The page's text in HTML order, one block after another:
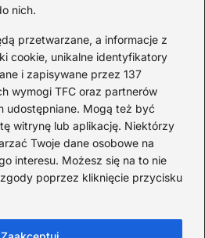
nich.
przetwarzane, a informacje z
cookie, unikalne identyfikatory
i zapisywane przez 137
wymogi TFC oraz partnerów
udostępniane. Mogą też być
witrynę lub aplikację. Niektórzy
Twoje dane osobowe na
interesu. Możesz się na to nie
poprzez kliknięcie przycisku
ciekawostki o
Kolumbie
07-20
znane ciekawostki o
Szymborskiej
07-16
ciekawostki o
07-15